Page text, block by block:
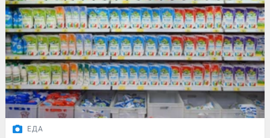
ЕДА